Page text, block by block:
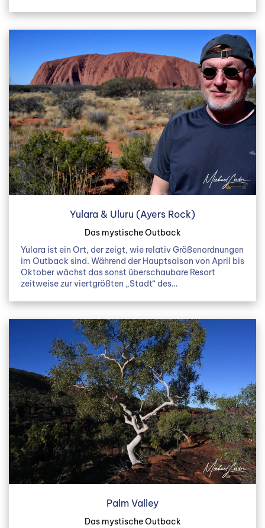
Yulara & Uluru (Ayers Rock)
Das mystische Outback
Yulara ist ein Ort, der zeigt, wie relativ Größenordnungen
im Outback sind. Während der Hauptsaison von April bis
Oktober wächst das sonst überschaubare Resort
zeitweise zur viertgrößten „Stadt“ des…
Palm Valley
Das mystische Outback